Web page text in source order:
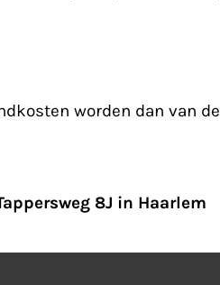
worden dan van de
8J in Haarlem